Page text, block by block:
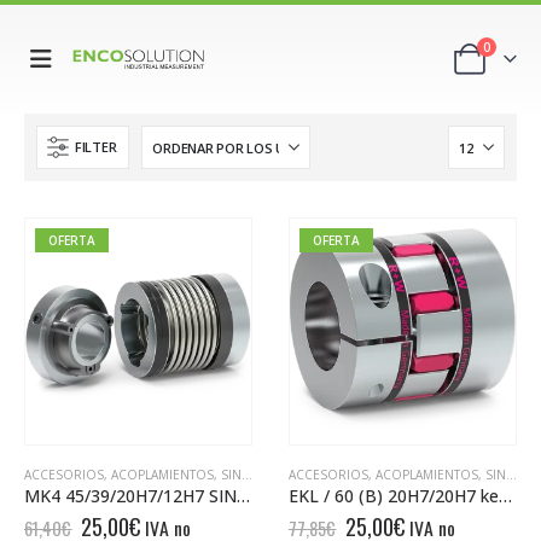
0
FILTER
OFERTA
ACCESORIOS, ACOPLAMIENTOS, SIN CATEGORÍA
MK4 45/39/20H7/12H7 SINGLEPOSITION
61,40€ El
25,00€ElIVA no
OFERTA
ACCESORIOS, ACOPLAMIENTOS, SIN CATEGORÍA
EKL / 60 (B) 20H7/20H7 keyway both sides
77,85€ El
25,00€ElIVA no